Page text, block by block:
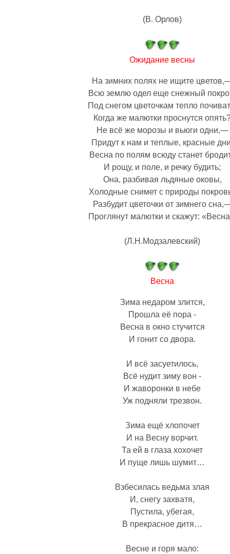
(В. Орлов)
Ожидание весны
На зимних полях не ищите
Всю землю одел еще снежный
Под снегом цветочкам тепло
Когда же малютки проснутся
Не всё же морозы и вьюги одни,—
Придут к нам и теплые, красные
Весна по полям всюду станет
И рощу, и поле, и речку будить;
Она, разбивая льдяные оковы,
Холодные снимет с природы
Разбудит цветочки от зимнего
Проглянут малютки и скажут:
(Л.Н.Модзалевский)
Весна
Зима недаром злится,
Прошла её пора -
Весна в окно стучится
И гонит со двора.
И всё засуетилось,
Всё нудит зиму вон -
И жаворонки в небе
Уж подняли трезвон.
Зима ещё хлопочет
И на Весну ворчит.
Та ей в глаза хохочет
И пуще лишь шумит…
Взбесилась ведьма злая
И, снегу захватя,
Пустила, убегая,
В прекрасное дитя…
Весне и горя мало: